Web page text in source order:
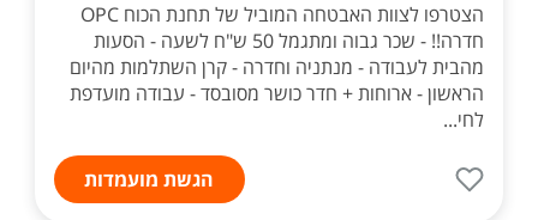
הצטרפו לצוות האבטחה המוביל של תחנת הכוח OPC
חדרה!! - שכר גבוה ומתגמל 50 ש"ח לשעה - הסעות
מהבית לעבודה - מנתניה וחדרה - קרן השתלמות מהיום
הראשון - ארוחות + חדר כושר מסובסד - עבודה מועדפת
לחי...
הגשת מועמדות